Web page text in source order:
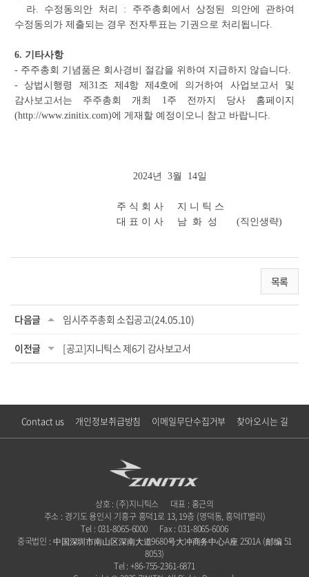
라. 수정동의안 처리 : 주주총회에서 상정된 의안에 관하여
수정동의가 제출되는 경우 전자투표는 기권으로 처리됩니다.
6. 기타사항
- 주주총회 기념품은 회사경비 절감을 위하여 지급하지 않습니다.
- 상법시행령 제31조 제4항 제4호에 의거하여 사업보고서 및
감사보고서는 주주총회 개최 1주 전까지 당사 홈페이지
(http://www.zinitix.com)에 게재할 예정이오니 참고 바랍니다.
2024년 3월 14일
주 식 회 사 지 니 틱 스
대 표 이 사 남 화 성 (직인생략)
목록
다음글 임시주주총회 소집공고(24.05.10)
이전글 [공고]지니틱스 제6기 감사보고서
Contact us 개인정보취급방침 이메일무단수집거부 찾아오시는 길
상호 : (주)지니틱스
대표 : 홍근의
주소 : 경기도 용인시 기흥구 흥덕1로 13, 19층 (영덕동, 흥덕IT밸리)
Tel : 031-8065-6000
Fax : 031-8065-6006
중국법인 : 中国深圳市南山区深南大道9680号大冲商务中心A座 2501A (邮编 51
8053)
Tel : +86-755-2361-6871